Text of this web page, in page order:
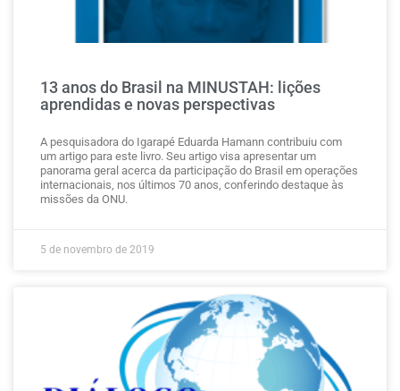
13 anos do Brasil na MINUSTAH: lições
aprendidas e novas perspectivas
A pesquisadora do Igarapé Eduarda Hamann contribuiu com
um artigo para este livro. Seu artigo visa apresentar um
panorama geral acerca da participação do Brasil em operações
internacionais, nos últimos 70 anos, conferindo destaque às
missões da ONU.
5 de novembro de 2019